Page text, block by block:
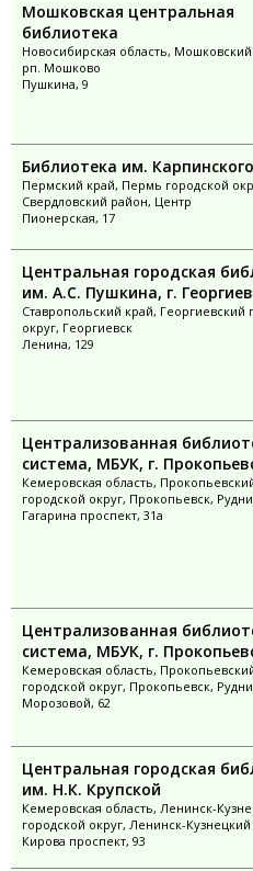
Мошковская центральная
библиотека
Новосибирская область,
рп. Мошково
Пушкина, 9
Библиотека им. Карпинского
Пермский край, Пермь городской
Свердловский район, Центр
Пионерская, 17
Центральная городская
им. А.С. Пушкина, г.
Ставропольский край, Георгиевский
округ, Георгиевск
Ленина, 129
Централизованная
система, МБУК, г.
Кемеровская область,
городской округ, Прокопьевск,
Гагарина проспект, 31а
Централизованная
система, МБУК, г.
Кемеровская область,
городской округ, Прокопьевск,
Морозовой, 62
Центральная городская
им. Н.К. Крупской
Кемеровская область, Ленинск-
городской округ, Ленинск-Кузнецкий
Кирова проспект, 93